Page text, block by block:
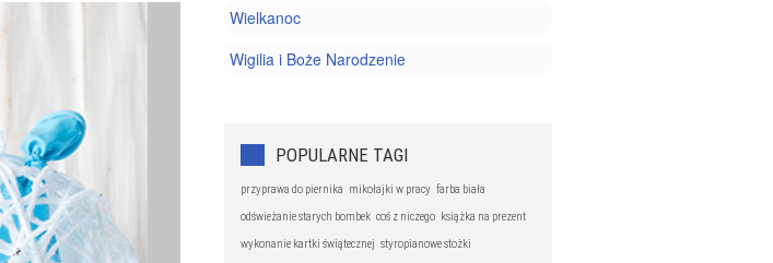
Wielkanoc
Wigilia i Boże Narodzenie
POPULARNE TAGI
przyprawa do piernika mikołajki w pracy farba biała
odświeżanie starych bombek coś z niczego książka na prezent
wykonanie kartki świątecznej styropianowe stożki